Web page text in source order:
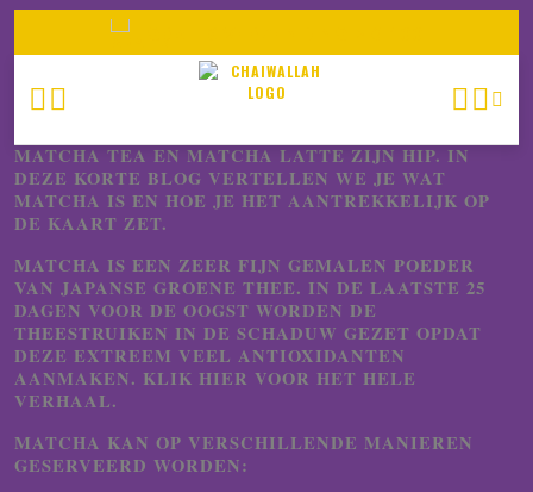
MATCHA TEA EN MATCHA LATTE ZIJN HIP. IN
DEZE KORTE BLOG VERTELLEN WE JE WAT
MATCHA IS EN HOE JE HET AANTREKKELIJK OP
DE KAART ZET.
MATCHA IS EEN ZEER FIJN GEMALEN POEDER
VAN JAPANSE GROENE THEE. IN DE LAATSTE 25
DAGEN VOOR DE OOGST WORDEN DE
THEESTRUIKEN IN DE SCHADUW GEZET OPDAT
DEZE EXTREEM VEEL ANTIOXIDANTEN
AANMAKEN. KLIK HIER VOOR HET HELE
VERHAAL.
MATCHA KAN OP VERSCHILLENDE MANIEREN
GESERVEERD WORDEN: